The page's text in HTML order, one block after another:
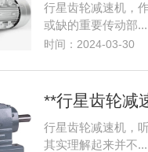
行星齿轮减速机，
或缺的重要传动部...
时间：2024-03-30
行星齿轮减速机，
其实理解起来并不...